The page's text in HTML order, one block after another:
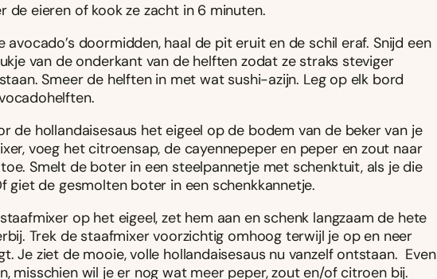
de eieren of kook ze zacht in 6 minuten.
avocado’s doormidden, haal de pit eruit en de schil eraf. Snijd een
van de onderkant van de helften zodat ze straks steviger
Smeer de helften in met wat sushi-azijn. Leg op elk bord
de hollandaisesaus het eigeel op de bodem van de beker van je
voeg het citroensap, de cayennepeper en peper en zout naar
Smelt de boter in een steelpannetje met schenktuit, als je die
giet de gesmolten boter in een schenkkannetje.
op het eigeel, zet hem aan en schenk langzaam de hete
Trek de staafmixer voorzichtig omhoog terwijl je op en neer
Je ziet de mooie, volle hollandaisesaus nu vanzelf ontstaan. Even
misschien wil je er nog wat meer peper, zout en/of citroen bij.